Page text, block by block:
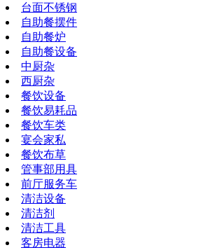
台面不锈钢
自助餐摆件
自助餐炉
自助餐设备
中厨杂
西厨杂
餐饮设备
餐饮易耗品
餐饮车类
宴会家私
餐饮布草
管事部用具
前厅服务车
清洁设备
清洁剂
清洁工具
客房电器